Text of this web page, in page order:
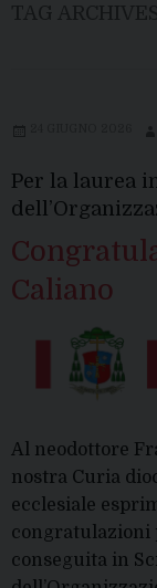
Per la laurea
Caliano
Al neodottore
nostra Curia
ecclesiale
congratulazioni
conseguita in